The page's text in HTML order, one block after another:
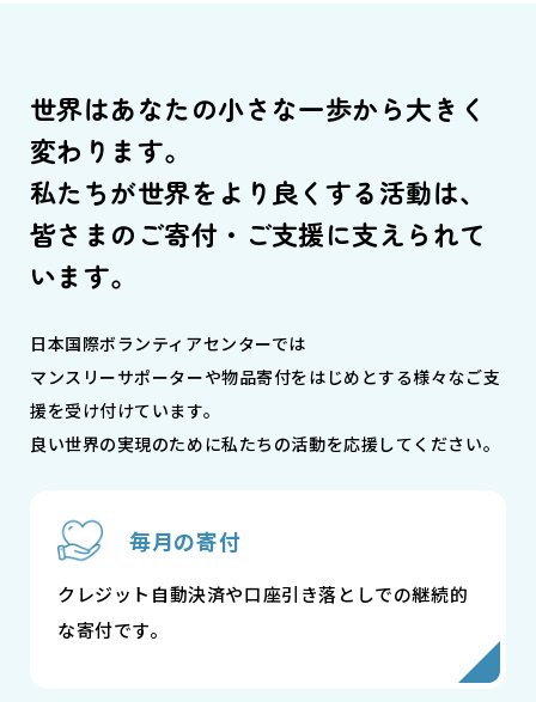
世界はあなたの小さな一歩から大きく
変わります。
私たちが世界をより良くする活動は、
皆さまのご寄付・ご支援に支えられて
います。
日本国際ボランティアセンターでは
マンスリーサポーターや物品寄付をはじめとする様々なご支
援を受け付けています。
良い世界の実現のために私たちの活動を応援してください。
毎月の寄付
クレジット自動決済や口座引き落としでの継続的
な寄付です。